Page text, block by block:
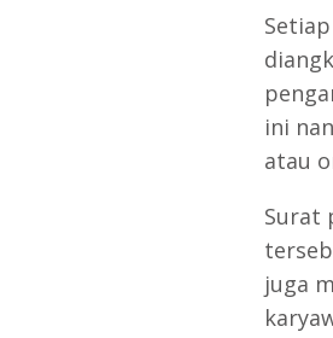
ini
atau
Surat
juga